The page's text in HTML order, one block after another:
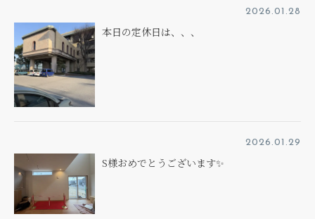
2026.01.28
本日の定休日は、、、
2026.01.29
S様おめでとうございます✨